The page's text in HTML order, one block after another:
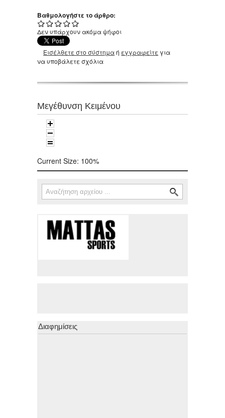
Βαθμολογήστε το άρθρο:
Δεν υπάρχουν ακόμα ψήφοι
Εισέλθετε στο σύστημαή εγγραφείτε για
να υποβάλετε σχόλια
Μεγέθυνση Κειμένου
Current Size: 100%
Φόρμα αναζήτησης
Αναζήτηση
Διαφημίσεις